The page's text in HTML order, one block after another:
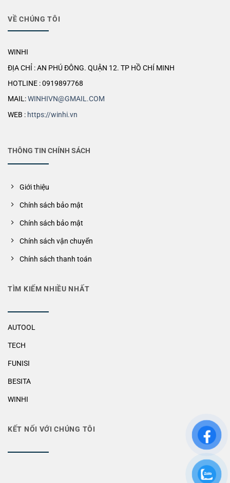
VỀ CHÚNG TÔI
WINHI
ĐỊA CHỈ : AN PHÚ ĐÔNG. QUẬN 12. TP HỒ CHÍ MINH
HOTLINE : 0919897768
MAIL:WINHIVN@GMAIL.COM
WEB : https://winhi.vn
THÔNG TIN CHÍNH SÁCH
Giới thiệu
Chính sách bảo mật
Chính sách bảo mật
Chính sách vận chuyển
Chính sách thanh toán
TÌM KIẾM NHIỀU NHẤT
AUTOOL
TECH
FUNISI
BESITA
WINHI
KẾT NỐI VỚI CHÚNG TÔI